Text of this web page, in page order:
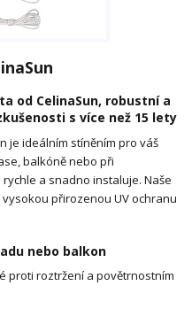
od CelinaSun, robustní a
s více než 15 lety
je ideálním stíněním pro váš
balkóně nebo při
a snadno instaluje. Naše
přirozenou UV ochranu
nebo balkon
proti roztržení a povětrnostním